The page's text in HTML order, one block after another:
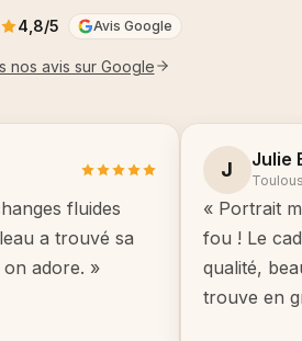
4,8/5 Avis Google
nos avis sur Google
fluides
a trouvé sa
adore. »
J Julie
« Portrait
fou ! Le
qualité,
trouve en